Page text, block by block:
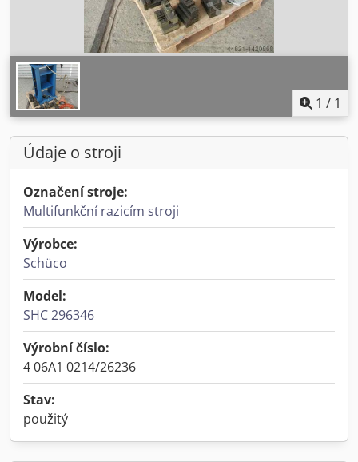
1 / 1
Údaje o stroji
Označení stroje:
Multifunkční razicím stroji
Výrobce:
Schüco
Model:
SHC 296346
Výrobní číslo:
4 06A1 0214/26236
Stav:
použitý